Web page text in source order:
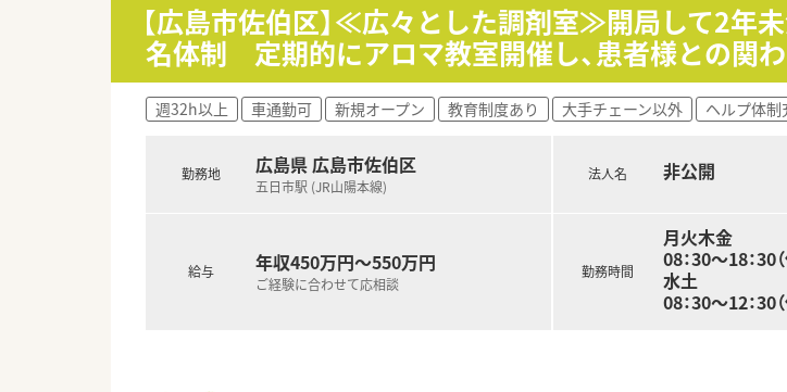
【広島市佐伯区】≪広々とした調剤室≫開局して2
名体制 定期的にアロマ教室開催し、患者様との関わ
週32h以上 車通勤可 新規オープン 教育制度あり 大手チェーン以外 ヘルプ体制
勤務地 広島県 広島市佐伯区
五日市駅 (JR山陽本線)
給与 年収450万円～550万円
ご経験に合わせて応相談
法人名 非公開
勤務時間
月火木金
08：30～18：30
水土
08：30～12：30